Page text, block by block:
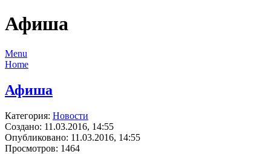
Афиша
Menu
Home
Афиша
Категория: Новости
Создано: 11.03.2016, 14:55
Опубликовано: 11.03.2016, 14:55
Просмотров: 1464